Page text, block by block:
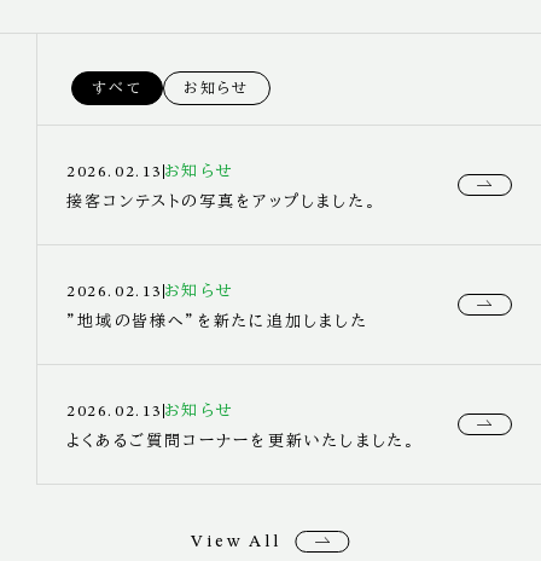
View All
すべて お知らせ
2026.02.13 お知らせ
接客コンテストの写真をアップしました。
2026.02.13 お知らせ
”地域の皆様へ”を新たに追加しました
2026.02.13 お知らせ
よくあるご質問コーナーを更新いたしました。